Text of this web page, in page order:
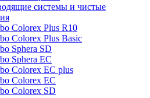
системы и чистые
Colorex Plus R10
Colorex Plus Basic
Sphera SD
Sphera EC
Colorex EC plus
Colorex EC
Colorex SD